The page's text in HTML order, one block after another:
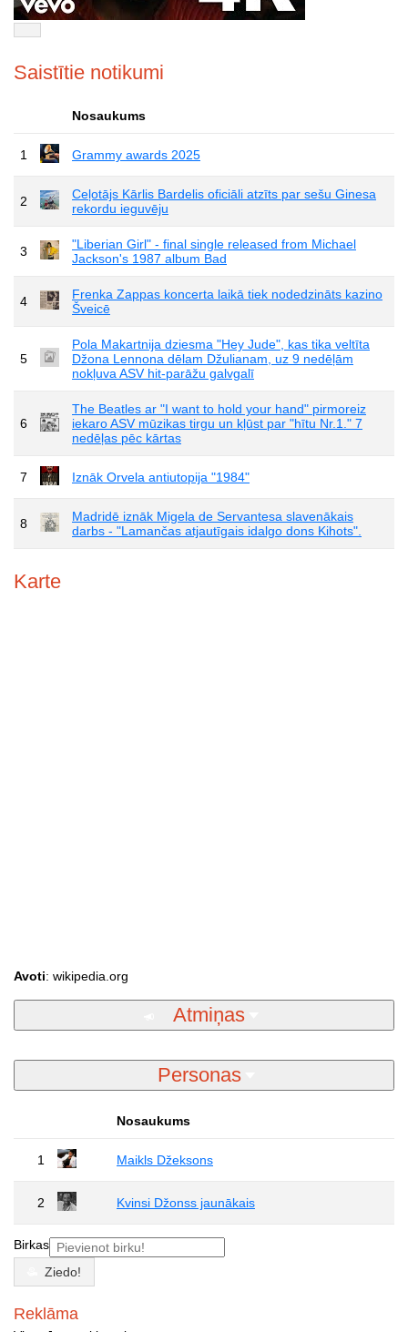
Saistītie notikumi
Nosaukums
1 Grammy awards 2025
2
Ceļotājs Kārlis Bardelis oficiāli atzīts par sešu Ginesa
rekordu ieguvēju
3
"Liberian Girl" - final single released from Michael
Jackson's 1987 album Bad
4
Frenka Zappas koncerta laikā tiek nodedzināts kazino
Šveicē
5
Pola Makartnija dziesma "Hey Jude", kas tika veltīta
Džona Lennona dēlam Džulianam, uz 9 nedēļām
nokļuva ASV hit-parāžu galvgalī
6
The Beatles ar "I want to hold your hand" pirmoreiz
iekaro ASV mūzikas tirgu un kļūst par "hītu Nr.1." 7
nedēļas pēc kārtas
7 Iznāk Orvela antiutopija "1984"
8
Madridē iznāk Migela de Servantesa slavenākais
darbs - "Lamančas atjautīgais idalgo dons Kihots".
Karte
Avoti: wikipedia.org
Atmiņas
Personas
Nosaukums
1 Maikls Džeksons
2 Kvinsi Džonss jaunākais
Birkas
Ziedo!
Reklāma